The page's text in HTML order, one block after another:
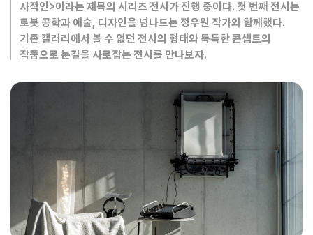
사적인>이라는 제목의 시리즈 전시가 진행 중이다. 첫 번째 전시는
로봇 공학과 예술, 디자인을 넘나드는 정우원 작가와 함께했다.
기존 갤러리에서 볼 수 없던 전시의 형태와 독특한 콘셉트의
작품으로 눈길을 사로잡는 전시를 만나보자.